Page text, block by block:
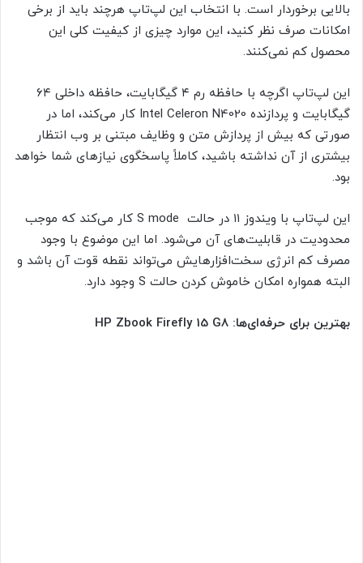
بالایی برخوردار است. با انتخاب این لپ‌تاپ هرچند باید از برخی
امکانات صرف نظر کنید، این موارد چیزی از کیفیت کلی این
محصول کم نمی‌کنند.
این لپ‌تاپ اگرچه با حافظه رم ۴ گیگابایت، حافظه داخلی ۶۴
گیگابایت و پردازنده Intel Celeron N4020 کار می‌کند،‌ اما در
صورتی که بیش از پردازش متن و وظایف مبتنی بر وب انتظار
بیشتری از آن نداشته باشید، کاملاً پاسخگوی نیازهای شما خواهد
بود.
این لپ‌تاپ با ویندوز ۱۱ در حالت S mode کار می‌کند که موجب
محدودیت در قابلیت‌های آن می‌شود. اما این موضوع با وجود
مصرف کم‌ انرژی سخت‌افزارهایش می‌تواند نقطه قوت آن باشد و
البته همواره امکان خاموش کردن حالت S وجود دارد.
بهترین برای حرفه‌ای‌ها:‌ HP Zbook Firefly 15 G8